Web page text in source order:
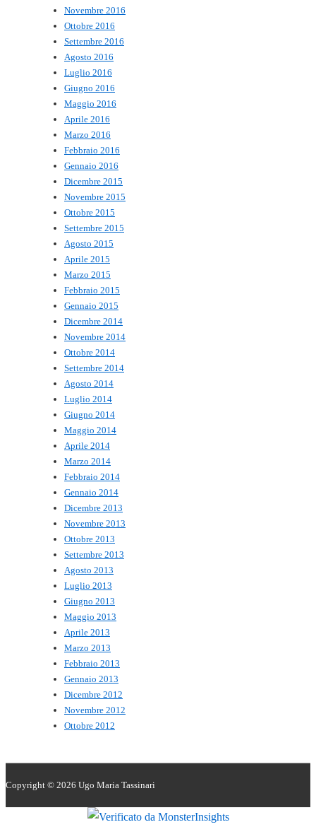
Novembre 2016
Ottobre 2016
Settembre 2016
Agosto 2016
Luglio 2016
Giugno 2016
Maggio 2016
Aprile 2016
Marzo 2016
Febbraio 2016
Gennaio 2016
Dicembre 2015
Novembre 2015
Ottobre 2015
Settembre 2015
Agosto 2015
Aprile 2015
Marzo 2015
Febbraio 2015
Gennaio 2015
Dicembre 2014
Novembre 2014
Ottobre 2014
Settembre 2014
Agosto 2014
Luglio 2014
Giugno 2014
Maggio 2014
Aprile 2014
Marzo 2014
Febbraio 2014
Gennaio 2014
Dicembre 2013
Novembre 2013
Ottobre 2013
Settembre 2013
Agosto 2013
Luglio 2013
Giugno 2013
Maggio 2013
Aprile 2013
Marzo 2013
Febbraio 2013
Gennaio 2013
Dicembre 2012
Novembre 2012
Ottobre 2012
Copyright © 2026 Ugo Maria Tassinari